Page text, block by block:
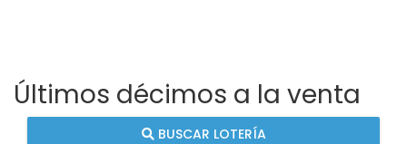
Últimos décimos a la venta
BUSCAR LOTERÍA